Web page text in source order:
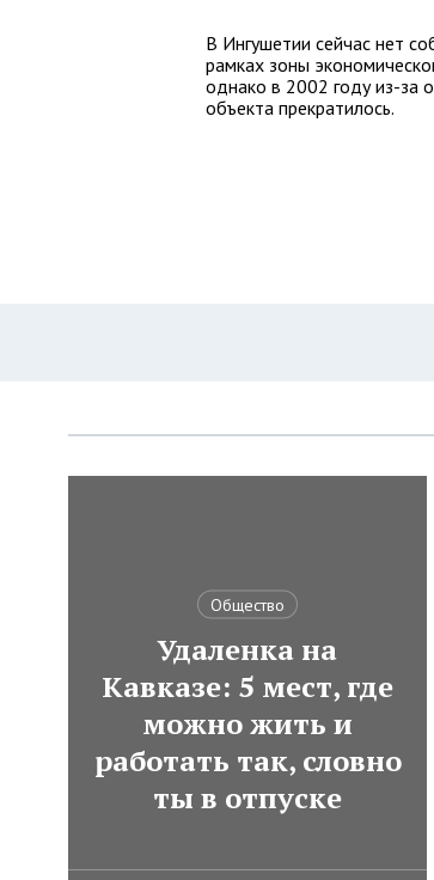
В Ингушетии сейчас нет
рамках зоны
однако в 2002 году из-за
объекта прекратилось.
Общество
Удаленка на
Кавказе: 5 мест, где
можно жить и
работать так, словно
ты в отпуске